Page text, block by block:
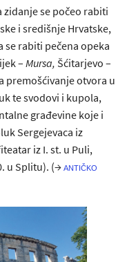
zidanje se počeo rabiti
i središnje Hrvatske,
se rabiti pečena opeka
– Mursa, Šćitarjevo –
premošćivanje otvora u
te svodovi i kupola,
građevine koje i
Sergejevaca iz
iz I. st. u Puli,
u Splitu). (→antičko